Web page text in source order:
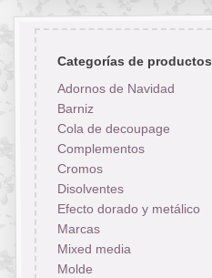
Categorías de productos
Adornos de Navidad
Barniz
Cola de decoupage
Complementos
Cromos
Disolventes
Efecto dorado y metálico
Marcas
Mixed media
Molde